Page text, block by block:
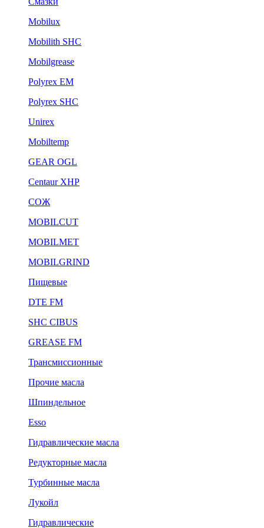
Mobilux
Mobilith SHC
Mobilgrease
Polyrex EM
Polyrex SHC
Unirex
Mobiltemp
GEAR OGL
Centaur XHP
СОЖ
MOBILCUT
MOBILMET
MOBILGRIND
Пищевые
DTE FM
SHC CIBUS
GREASE FM
Трансмиссионные
Прочие масла
Шпиндельное
Esso
Гидравлические масла
Редукторные масла
Турбинные масла
Лукойл
Гидравлические